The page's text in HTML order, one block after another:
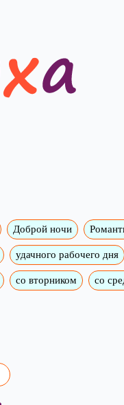
Доброй ночи
удачного рабочего дня
со вторником со